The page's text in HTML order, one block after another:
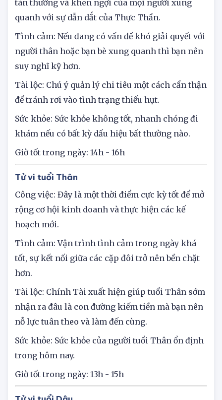
Công việc: Tuổi Mùi hứa hẹn đón nhận được sự
tán thưởng và khen ngợi của mọi người xung
quanh với sự dẫn dắt của Thực Thần.
Tình cảm: Nếu đang có vấn đề khó giải quyết với
người thân hoặc bạn bè xung quanh thì bạn nên
suy nghĩ kỹ hơn.
Tài lộc: Chú ý quản lý chi tiêu một cách cẩn thận
để tránh rơi vào tình trạng thiếu hụt.
Sức khỏe: Sức khỏe không tốt, nhanh chóng đi
khám nếu có bất kỳ dấu hiệu bất thường nào.
Giờ tốt trong ngày: 14h - 16h
Tử vi tuổi Thân
Công việc: Đây là một thời điểm cực kỳ tốt để mở
rộng cơ hội kinh doanh và thực hiện các kế
hoạch mới.
Tình cảm: Vận trình tình cảm trong ngày khá
tốt, sự kết nối giữa các cặp đôi trở nên bền chặt
hơn.
Tài lộc: Chính Tài xuất hiện giúp tuổi Thân sớm
nhận ra đâu là con đường kiếm tiền mà bạn nên
nỗ lực tuân theo và làm đến cùng.
Sức khỏe: Sức khỏe của người tuổi Thân ổn định
trong hôm nay.
Giờ tốt trong ngày: 13h - 15h